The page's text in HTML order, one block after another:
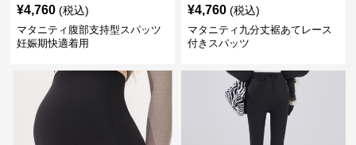
¥4,760 (税込)
マタニティ腹部支持型スパッツ
妊娠期快適着用
¥4,760 (税込)
マタニティ九分丈裾あてレース
付きスパッツ